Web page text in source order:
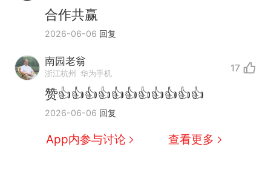
合作共赢
2026-06-06 回复
南园老翁
浙江杭州 华为手机 17
赞👍👍👍👍👍👍👍👍👍👍👍
2026-06-06 回复
App内参与讨论 查看更多